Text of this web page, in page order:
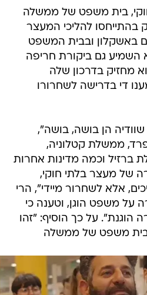
בית משפט של ממשלה
להליכי המעצר
באשקלון ובבית המשפט
השמיע גם ביקורת חריפה
מחזיק בדרכון שלה
די בדרישה לשחרורו
הן בושה, בושה",
ממשלת קטלוניה,
ברזיל וכמה מדינות אחרות
של מעצר בלתי חוקי,
אלא לשחרור מיידי", הרי
על משפט הוגן, וטענה כי
הוגנת". על כך הוסיף: "זהו
בית משפט של ממשלה